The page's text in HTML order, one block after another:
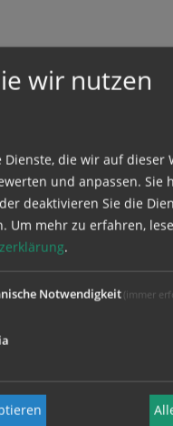
nicht frei verfügbar.
oder bestellen Sie
BEREICH
sich mit Ihrem
wir nutzen
Dienste, die wir auf dieser
und anpassen. Sie
deaktivieren Sie die
Um mehr zu erfahren,
.
Notwendigkeit(immer